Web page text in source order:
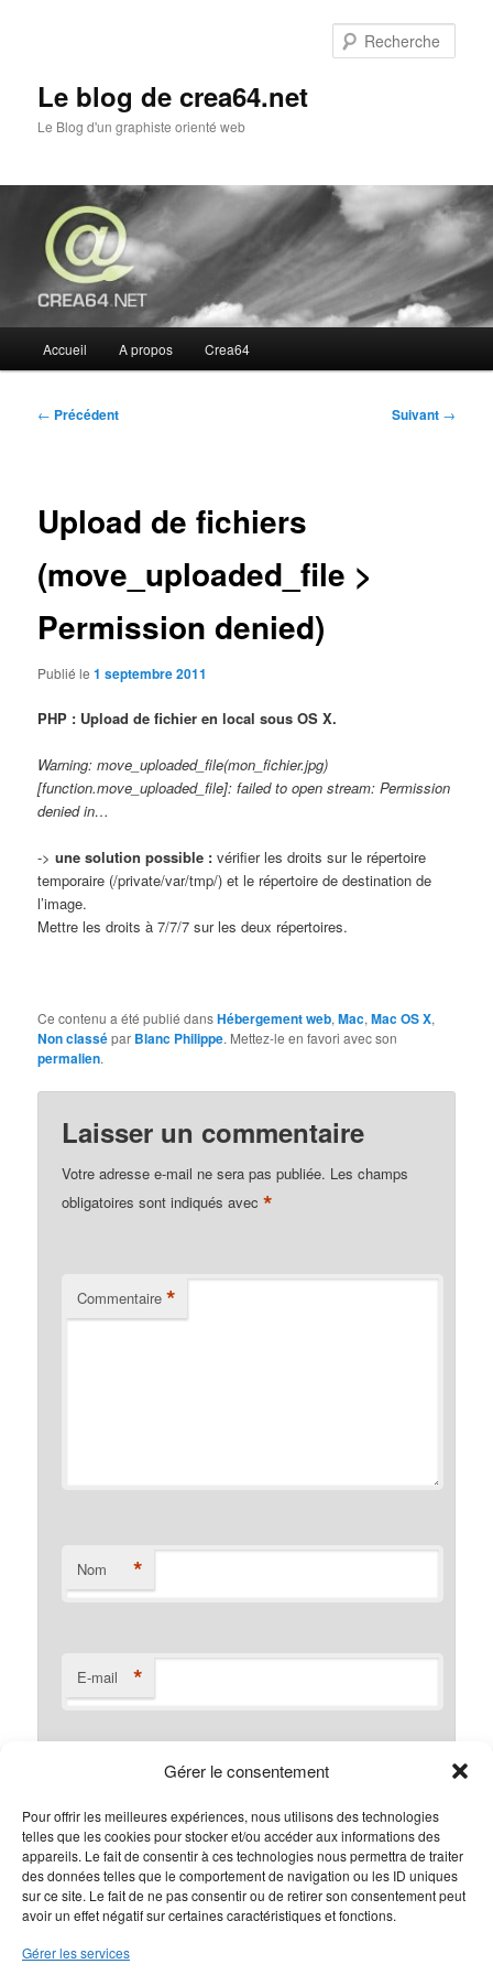
Gérer le consentement
Pour offrir les meilleures expériences, nous utilisons des technologies
telles que les cookies pour stocker et/ou accéder aux informations des
appareils. Le fait de consentir à ces technologies nous permettra de traiter
des données telles que le comportement de navigation ou les ID uniques
sur ce site. Le fait de ne pas consentir ou de retirer son consentement peut
avoir un effet négatif sur certaines caractéristiques et fonctions.
Gérer les services
Le blog de crea64.net
Le Blog d'un graphiste orienté web
principal
Accueil A propos Crea64
Navigation
← Précédent Suivant →
Upload de fichiers
(move_uploaded_file >
Permission denied)
Publié le1 septembre 2011
PHP : Upload de fichier en local sous OS X.
Warning: move_uploaded_file(mon_fichier.jpg)
[function.move_uploaded_file]: failed to open stream: Permission
denied in…
->une solution possible : vérifier les droits sur le répertoire
temporaire (/private/var/tmp/) et le répertoire de destination de
l’image.
Mettre les droits à 7/7/7 sur les deux répertoires.
Ce contenu a été publié dansHébergement web,Mac,Mac OS X,
Non classépar Blanc Philippe. Mettez-le en favori avec son
permalien.
Laisser un commentaire
Votre adresse e-mail ne sera pas publiée. Les champs
obligatoires sont indiqués avec*
Commentaire *
Nom *
E-mail *